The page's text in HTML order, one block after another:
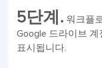
5단계. 워크플
Google 드라이브
표시됩니다.